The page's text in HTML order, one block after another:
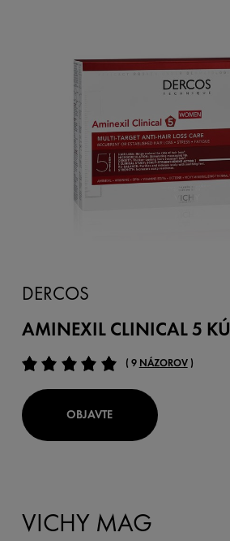
DERCOS
AMINEXIL CLINICAL 5
( 9 NÁZOROV)
OBJAVTE
VICHY MAG